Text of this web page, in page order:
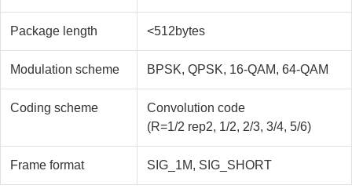
Package length <512bytes
Modulation scheme BPSK, QPSK, 16-QAM, 64-QAM
Coding scheme
Convolution code
(R=1/2 rep2, 1/2, 2/3, 3/4, 5/6)
Frame format SIG_1M, SIG_SHORT